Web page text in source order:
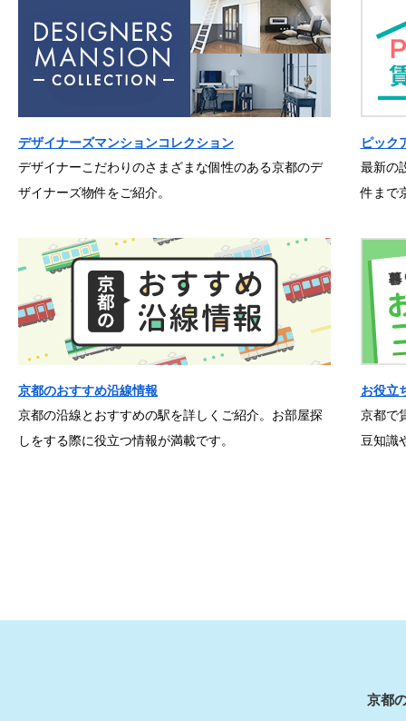
デザイナーズマンションコレクション
デザイナーこだわりのさまざまな個性のある京都のデ
ザイナーズ物件をご紹介。
ピック
最新の
件まで
京都のおすすめ沿線情報
京都の沿線とおすすめの駅を詳しくご紹介。お部屋探
しをする際に役立つ情報が満載です。
お役立
京都で
豆知識
京都